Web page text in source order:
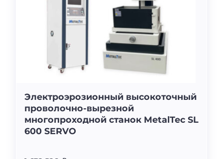
Электроэрозионный высокоточный
проволочно-вырезной
многопроходной станок MetalTec SL
600 SERVO